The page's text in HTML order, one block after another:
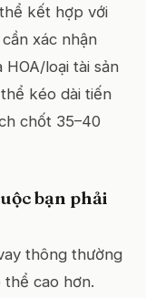
kết hợp với
xác nhận
loại tài sản
kéo dài tiến
chốt 35–40
bạn phải
thông thường
thể cao hơn.